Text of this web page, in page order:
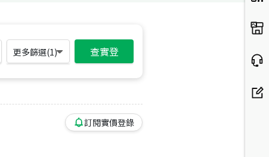
更多篩選(1) 查實登
訂閱實價登錄